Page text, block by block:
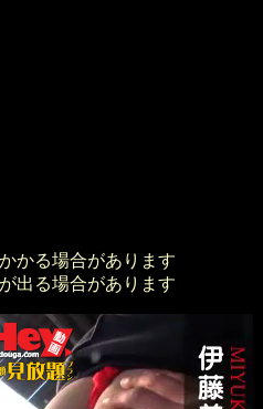
かる場合があります
出る場合があります